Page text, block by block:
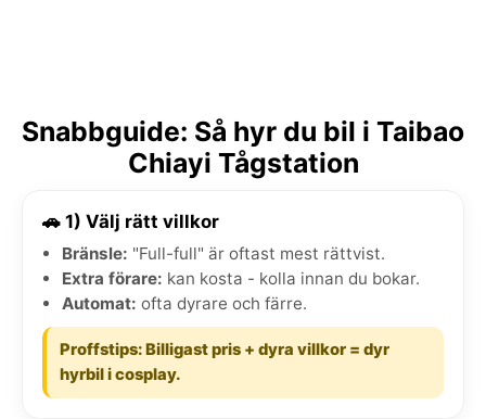
Snabbguide: Så hyr du bil i Taibao
Chiayi Tågstation
🚗 1) Välj rätt villkor
Bränsle: "Full-full" är oftast mest rättvist.
Extra förare: kan kosta - kolla innan du bokar.
Automat: ofta dyrare och färre.
Proffstips: Billigast pris + dyra villkor = dyr
hyrbil i cosplay.